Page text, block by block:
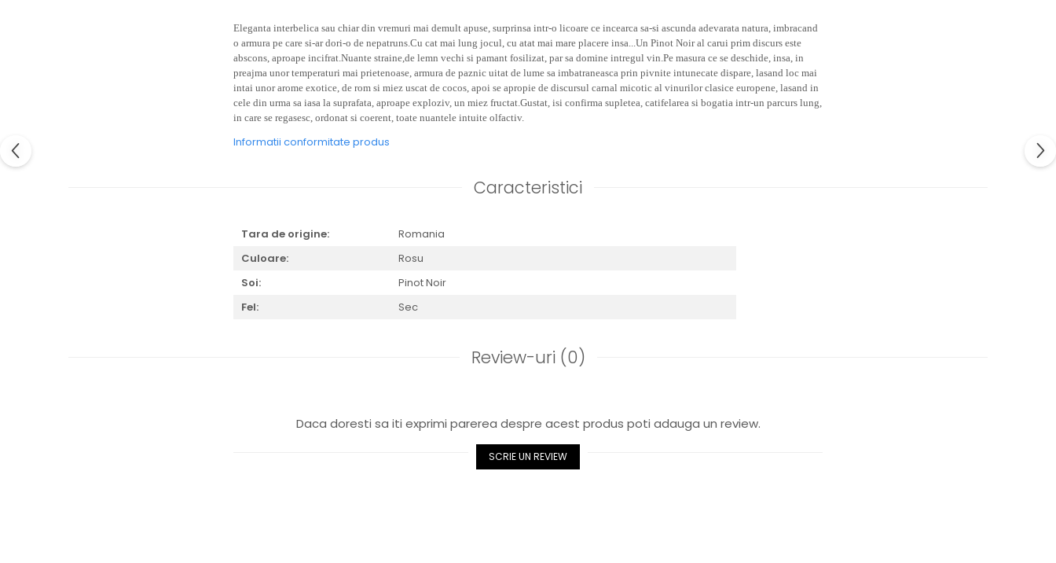
Eleganta interbelica sau chiar din vremuri mai demult apuse, surprinsa intr-o licoare ce incearca sa-si ascunda adevarata natura, imbracand
o armura pe care si-ar dori-o de nepatruns.Cu cat mai lung jocul, cu atat mai mare placere insa...Un Pinot Noir al carui prim discurs este
abscons, aproape incifrat.Nuante straine,de lemn vechi si pamant fosilizat, par sa domine intregul vin.Pe masura ce se deschide, insa, in
preajma unor temperaturi mai prietenoase, armura de paznic uitat de lume sa imbatraneasca prin pivnite intunecate dispare, lasand loc mai
intai unor arome exotice, de rom si miez uscat de cocos, apoi se apropie de discursul carnal micotic al vinurilor clasice europene, lasand in
cele din urma sa iasa la suprafata, aproape exploziv, un miez fructat.Gustat, isi confirma supletea, catifelarea si bogatia intr-un parcurs lung,
in care se regasesc, ordonat si coerent, toate nuantele intuite olfactiv.
Informatii conformitate produs
Caracteristici
Tara de origine:
Romania
Culoare:
Rosu
Soi:
Pinot Noir
Fel:
Sec
Review-uri (0)
Daca doresti sa iti exprimi parerea despre acest produs poti adauga un review.
SCRIE UN REVIEW